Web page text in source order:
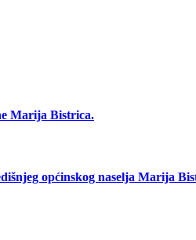
Marija Bistrica.
općinskog naselja Marija